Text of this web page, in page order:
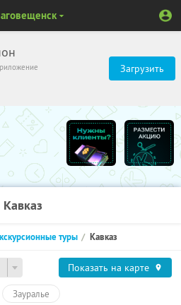
Загрузить
Кавказ
туры Кавказ
Показать на карте
Зауралье